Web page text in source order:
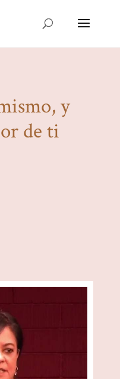
y
de ti